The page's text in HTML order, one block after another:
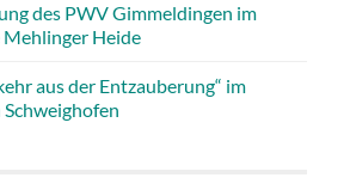
des PWV Gimmeldingen im
Heide
aus der Entzauberung“ im